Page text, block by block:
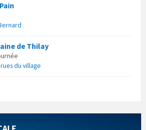
de Thilay
du village